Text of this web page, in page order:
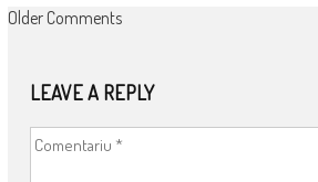
COMMENT
Older Comments
LEAVE A REPLY